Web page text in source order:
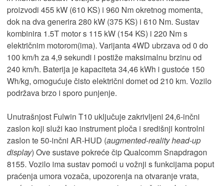
proizvodi 455 kW (610 KS) i 960 Nm okretnog momenta,
dok na dva generira 280 kW (375 KS) i 610 Nm. Sustav
kombinira 1.5T motor s 115 kW (154 KS) i 220 Nm s
električnim motorom(ima). Varijanta 4WD ubrzava od 0 do
100 km/h za 4,9 sekundi i postiže maksimalnu brzinu od
240 km/h. Baterija je kapaciteta 34,46 kWh i gustoće 150
Wh/kg, omogućuje čisto električni domet od 210 km. Vozilo
podržava brzo i sporo punjenje.
Unutrašnjost Fulwin T10 uključuje zakrivljeni 24,6-inčni
zaslon koji služi kao instrument ploča i središnji kontrolni
zaslon te 50-inčni AR-HUD (augmented-reality head-up
display) Ove sustave pokreće čip Qualcomm Snapdragon
8155. Vozilo ima sustav pomoći u vožnji s funkcijama poput
praćenja umora vozača, upozorenja na otvaranje vrata,